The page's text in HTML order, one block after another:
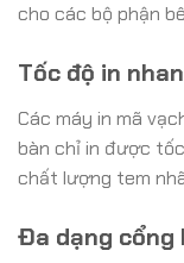
cho các bộ phận
Tốc độ in
Các máy in mã
bàn chỉ in được
chất lượng tem
Đa dạng cổng